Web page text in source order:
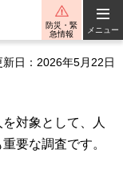
防災・緊
急情報
メニュー
新日：2026年5月22日
対象として、人
要な調査です。